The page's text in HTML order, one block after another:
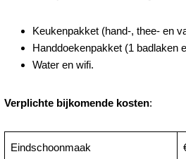
Keukenpakket (hand-, thee- en
Handdoekenpakket (1 badlaken
Water en wifi.
Verplichte bijkomende kosten:
Eindschoonmaak